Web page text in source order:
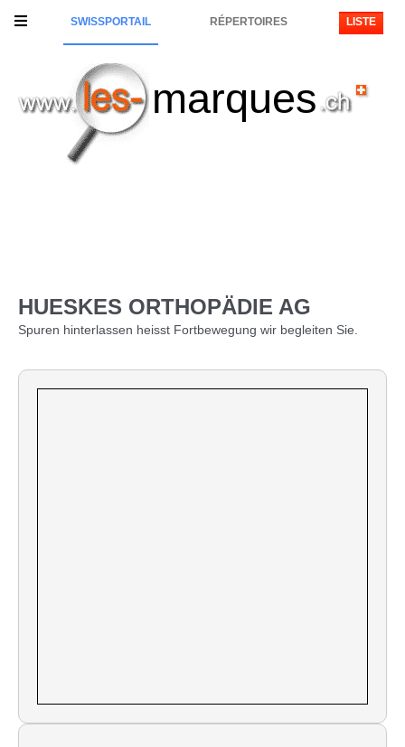
SWISSPORTAIL RÉPERTOIRES LISTE
marques
HUESKES ORTHOPÄDIE AG
Spuren hinterlassen heisst Fortbewegung wir begleiten Sie.